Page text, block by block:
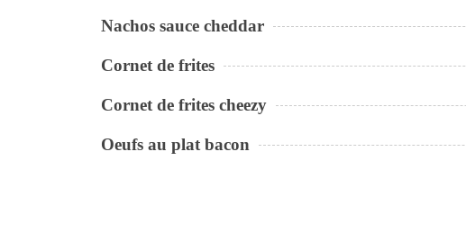
Nachos sauce cheddar
Cornet de frites
Cornet de frites cheezy
Oeufs au plat bacon